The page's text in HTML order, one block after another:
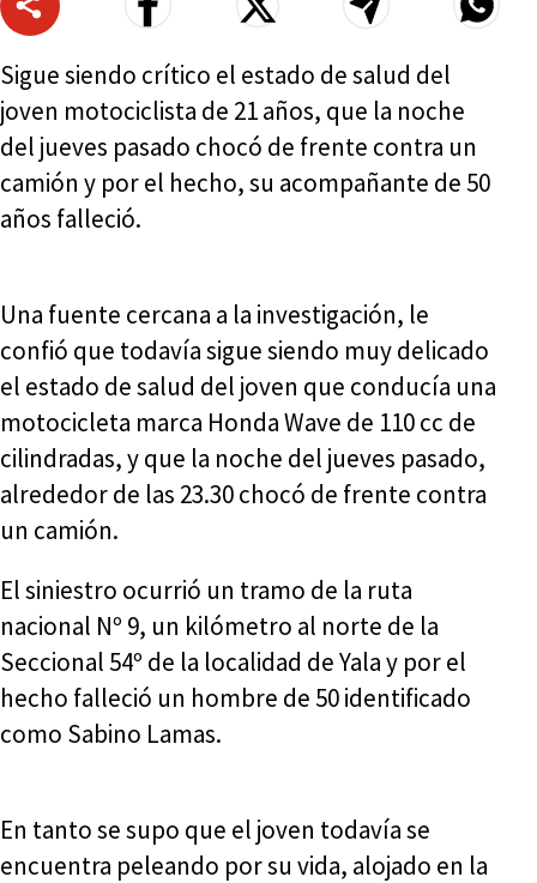
Sigue siendo crítico el estado de salud del
joven motociclista de 21 años, que la noche
del jueves pasado chocó de frente contra un
camión y por el hecho, su acompañante de 50
años falleció.
Una fuente cercana a la investigación, le
confió que todavía sigue siendo muy delicado
el estado de salud del joven que conducía una
motocicleta marca Honda Wave de 110 cc de
cilindradas, y que la noche del jueves pasado,
alrededor de las 23.30 chocó de frente contra
un camión.
El siniestro ocurrió un tramo de la ruta
nacional Nº 9, un kilómetro al norte de la
Seccional 54º de la localidad de Yala y por el
hecho falleció un hombre de 50 identificado
como Sabino Lamas.
En tanto se supo que el joven todavía se
encuentra peleando por su vida, alojado en la